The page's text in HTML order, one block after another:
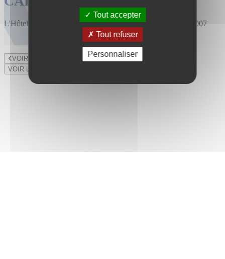
L'Hôtel des Ventes est installé au 47 rue du Bourny depuis 2007
VOIR LE LOT PRÉCÉDENT
VOIR LE LOT SUIVANT
Tout accepter
Tout refuser
Personnaliser